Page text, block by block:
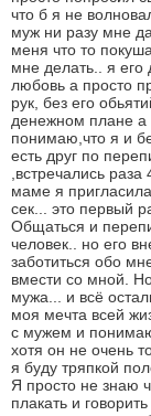
что б я не
муж ни разу мне
меня что то
мне делать.. я
любовь а просто
рук, без его
денежном плане а
понимаю,что я и
есть друг по
,встречались
маме я
сек... это первый
Общаться и
человек.. но его
заботиться обо
вмести со мной.
мужа... и всё
моя мечта всей
с мужем и
хотя он не очень
я буду тряпкой
Я просто не знаю
плакать и